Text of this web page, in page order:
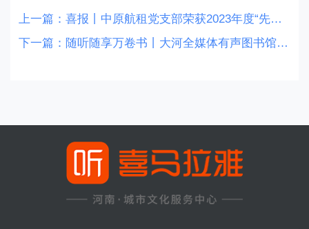
上一篇： 喜报丨中原航租党支部荣获2023年度“先进基层党组织”及“省管企业党支部标准化规范化建设示范单位”荣誉称号
下一篇： 随听随享万卷书丨大河全媒体有声图书馆让阅读“声”动起来~